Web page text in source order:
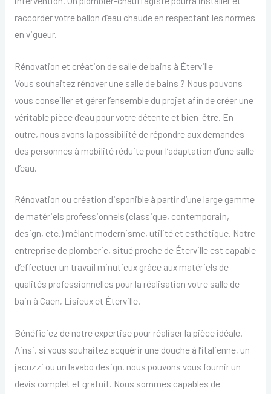
raccorder votre ballon d’eau chaude en respectant les normes
en vigueur.
Rénovation et création de salle de bains à Éterville
Vous souhaitez rénover une salle de bains ? Nous pouvons
vous conseiller et gérer l’ensemble du projet afin de créer une
véritable pièce d’eau pour votre détente et bien-être. En
outre, nous avons la possibilité de répondre aux demandes
des personnes à mobilité réduite pour l’adaptation d’une salle
d’eau.
Rénovation ou création disponible à partir d’une large gamme
de matériels professionnels (classique, contemporain,
design, etc.) mêlant modernisme, utilité et esthétique. Notre
entreprise de plomberie, situé proche de Éterville est capable
d’effectuer un travail minutieux grâce aux matériels de
qualités professionnelles pour la réalisation votre salle de
bain à Caen, Lisieux et Éterville.
Bénéficiez de notre expertise pour réaliser la pièce idéale.
Ainsi, si vous souhaitez acquérir une douche à l’italienne, un
jacuzzi ou un lavabo design, nous pouvons vous fournir un
devis complet et gratuit. Nous sommes capables de